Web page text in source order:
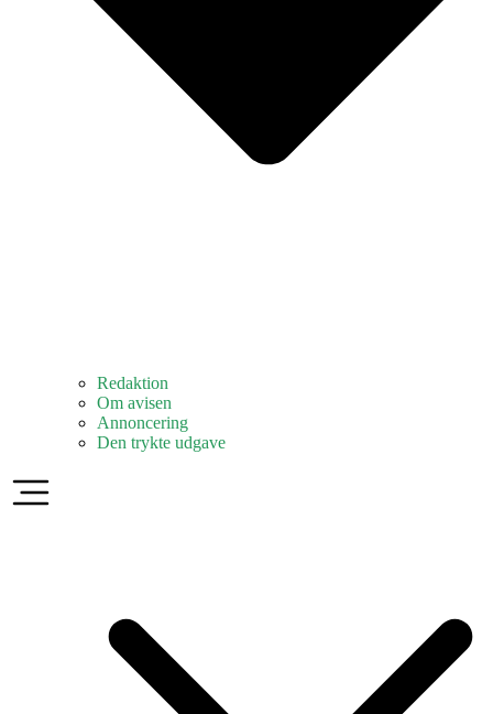
Redaktion
Om avisen
Annoncering
Den trykte udgave